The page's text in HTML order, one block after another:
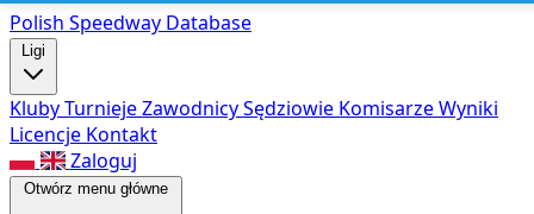
Polish Speedway Database
Ligi
KlubyTurniejeZawodnicySędziowie KomisarzeWyniki
Licencje Kontakt
Zaloguj
Otwórz menu główne